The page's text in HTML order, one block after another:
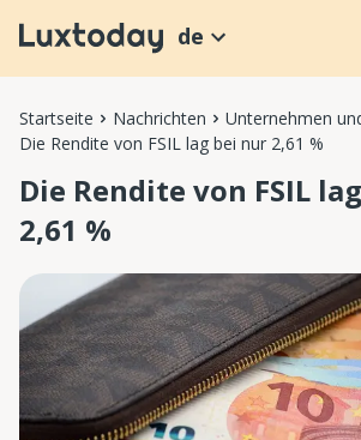
de
Startseite Nachrichten
Unternehmen
Die Rendite von FSIL lag bei nur 2,61 %
Die Rendite von FSIL
2,61 %